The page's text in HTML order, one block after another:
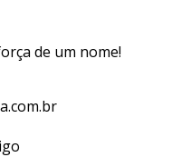
de um nome!